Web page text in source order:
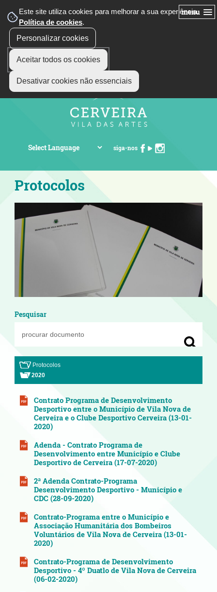
Este site utiliza cookies para melhorar a sua experiência.
Política de cookies.
Personalizar cookies
Aceitar todos os cookies
Desativar cookies não essenciais
menu
siga-nos
Protocolos
Pesquisar
Protocolos
2020
Contrato Programa de Desenvolvimento
Desportivo entre o Município de Vila Nova de
Cerveira e o Clube Desportivo Cerveira (13-01-
2020)
Adenda - Contrato Programa de
Desenvolvimento entre Município e Clube
Desportivo de Cerveira (17-07-2020)
2ª Adenda Contrato-Programa
Desenvolvimento Desportivo - Município e
CDC (28-09-2020)
Contrato-Programa entre o Município e
Associação Humanitária dos Bombeiros
Voluntários de Vila Nova de Cerveira (13-01-
2020)
Contrato-Programa de Desenvolvimento
Desportivo - 4º Duatlo de Vila Nova de Cerveira
(06-02-2020)